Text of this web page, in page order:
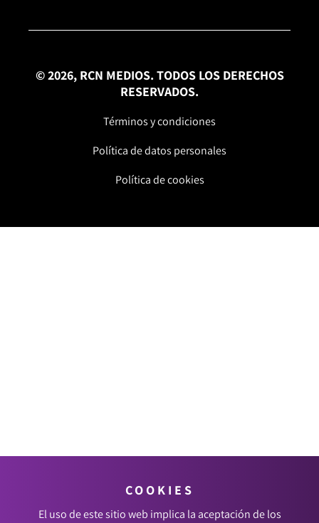
© 2026, RCN MEDIOS. TODOS LOS DERECHOS
RESERVADOS.
Términos y condiciones
Política de datos personales
Política de cookies
COOKIES
El uso de este sitio web implica la aceptación de los